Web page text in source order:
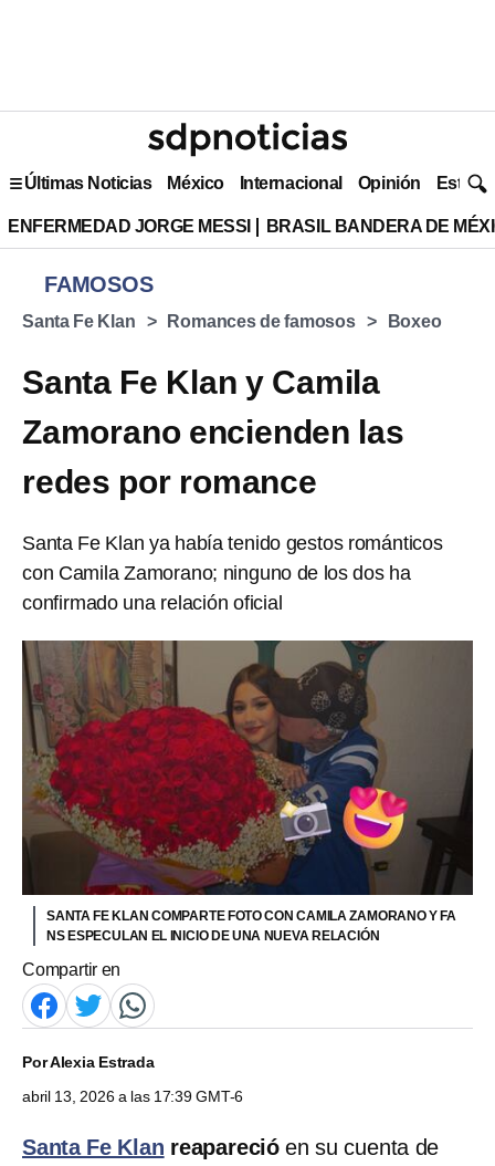
Últimas Noticias México Internacional Opinión Estilo
ENFERMEDAD JORGE MESSI BRASIL BANDERA DE
FAMOSOS
Santa Fe Klan Romances de famosos Boxeo
Santa Fe Klan y Camila
Zamorano encienden las
redes por romance
Santa Fe Klan ya había tenido gestos románticos
con Camila Zamorano; ninguno de los dos ha
confirmado una relación oficial
SANTA FE KLAN COMPARTE FOTO CON CAMILA ZAMORANO Y FA
NS ESPECULAN EL INICIO DE UNA NUEVA RELACIÓN
Compartir en
PorAlexia Estrada
abril 13, 2026 a las 17:39 GMT-6
Santa Fe Klan reapareció en su cuenta de